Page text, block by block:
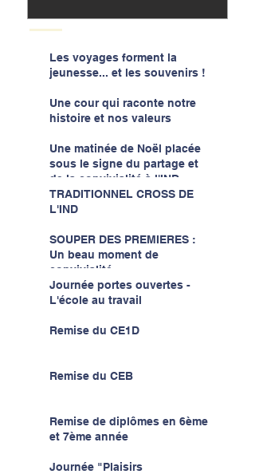
Les voyages forment la
jeunesse... et les souvenirs !
Une cour qui raconte notre
histoire et nos valeurs
Une matinée de Noël placée
sous le signe du partage et
de la convivialité à l'IND...
TRADITIONNEL CROSS DE
L'IND
SOUPER DES PREMIERES :
Un beau moment de
convivialité...
Journée portes ouvertes -
L'école au travail
Remise du CE1D
Remise du CEB
Remise de diplômes en 6ème
et 7ème année
Journée "Plaisirs